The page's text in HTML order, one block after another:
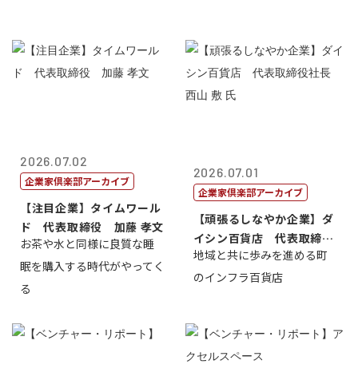
2026.07.02
企業家倶楽部アーカイブ
【注目企業】タイムワール
ド 代表取締役 加藤 孝文
お茶や水と同様に良質な睡
眠を購入する時代がやってく
る
2026.07.01
企業家倶楽部アーカイブ
【頑張るしなやか企業】ダ
イシン百貨店 代表取締役
社長 西山 ...
地域と共に歩みを進める町
のインフラ百貨店